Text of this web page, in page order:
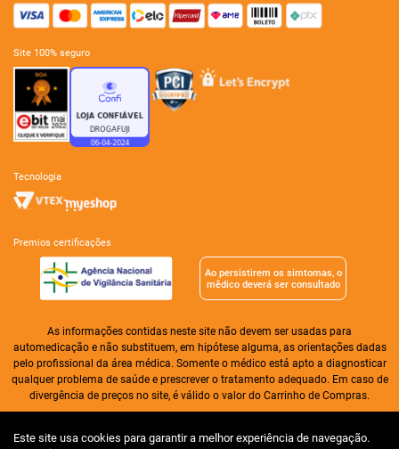
Este site usa cookies para garantir a melhor experiência de navegação.
site 100% seguro
tecnologia
premios certificações
Ao persistirem os simtomas, o
mêdico deverá ser consultado
As informações contidas neste site não devem ser usadas para
automedicação e não substituem, em hipótese alguma, as orientações dadas
pelo profissional da área médica. Somente o médico está apto a diagnosticar
qualquer problema de saúde e prescrever o tratamento adequado. Em caso de
divergência de preços no site, é válido o valor do Carrinho de Compras.
CNA 02, lote 11, loja 02 | Taguatinga | Distrito Federal | CEP 72.110-025